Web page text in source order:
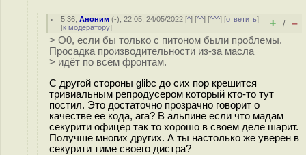
5.36 ,Аноним (-), 22:05, 24/05/2022 [^] [^^] [^^^] [ответить]
[к модератору] + / –
> О0, если бы только с питоном были проблемы.
Просадка производительности из-за масла
> идёт по всём фронтам.
С другой стороны glibc до сих пор крешится
тривиальным репродусером который кто-то тут
постил. Это достаточно прозрачно говорит о
качестве ее кода, ага? В альпине если что мадам
секурити офицер так то хорошо в своем деле шарит.
Получше многих других. А ты настолько же уверен в
секурити тиме своего дистра?